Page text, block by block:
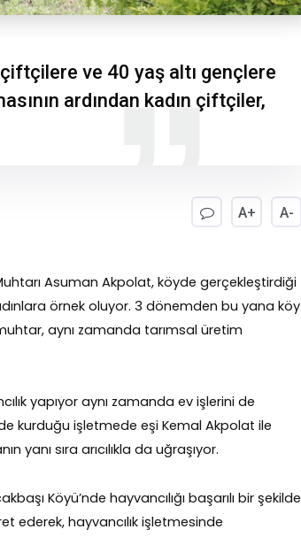
çiftçilere ve 40 yaş altı gençlere
ardından kadın çiftçiler,
A+ A-
Asuman Akpolat, köyde gerçekleştirdiği
örnek oluyor. 3 dönemden bu yana köy
aynı zamanda tarımsal üretim
yapıyor aynı zamanda ev işlerini de
kurduğu işletmede eşi Kemal Akpolat ile
sıra arıcılıkla da uğraşıyor.
Köyü’nde hayvancılığı başarılı bir şekilde
ederek, hayvancılık işletmesinde